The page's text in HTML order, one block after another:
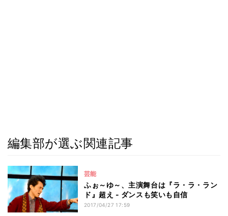
編集部が選ぶ関連記事
芸能
ふぉ～ゆ～、主演舞台は『ラ・ラ・ラン
ド』超え - ダンスも笑いも自信
2017/04/27 17:59